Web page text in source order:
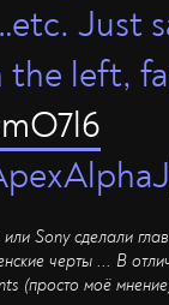
Just
left,
Sony сделали
черты ... В
(просто моё